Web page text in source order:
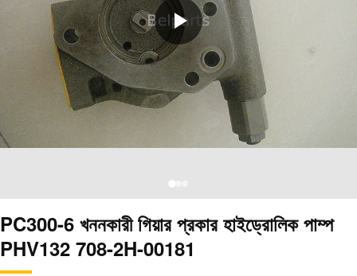
PC300-6 খননকারী গিয়ার প্রকার হাইড্রোলিক পাম্প
PHV132 708-2H-00181